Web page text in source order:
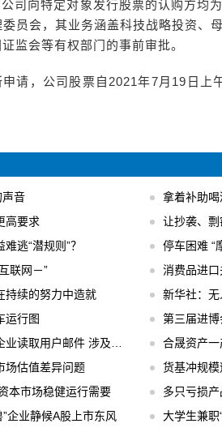
司向特定对象发行股票的认购方均
员会，其业务涵盖科技战略投资、
监会等有权部门的事前审批。
请，公司股票自2021年7月19日上
声音
拿着补助
高要求
让抄袭、剽
逃“潜规则”？
停车困难 “
联网－”
消费品进口
持续的努力中造就
新华社：
运行图
第三届进
邮件 涉及用户数以百万计
合晟资产一
场估值差异问题
货基冲规
本市场稳健运行需要
多只亏损
企业静候A股上市东风
大学生兼职